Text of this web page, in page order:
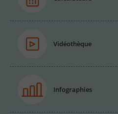
Vidéothèque
Infographies